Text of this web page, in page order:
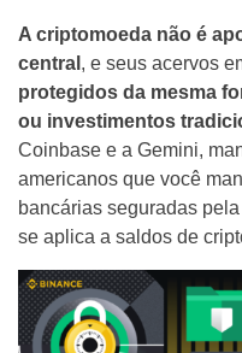
A criptomoeda não é
central , e seus acervos
protegidos da mesma
ou investimentos
Coinbase e a Gemini,
americanos que você
bancárias seguradas
se aplica a saldos de